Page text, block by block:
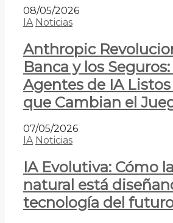
08/05/2026
IA Noticias
Anthropic
Banca y los Seguros:
Agentes de IA
que Cambian el
07/05/2026
IA Noticias
IA Evolutiva: Cómo
natural está
tecnología del